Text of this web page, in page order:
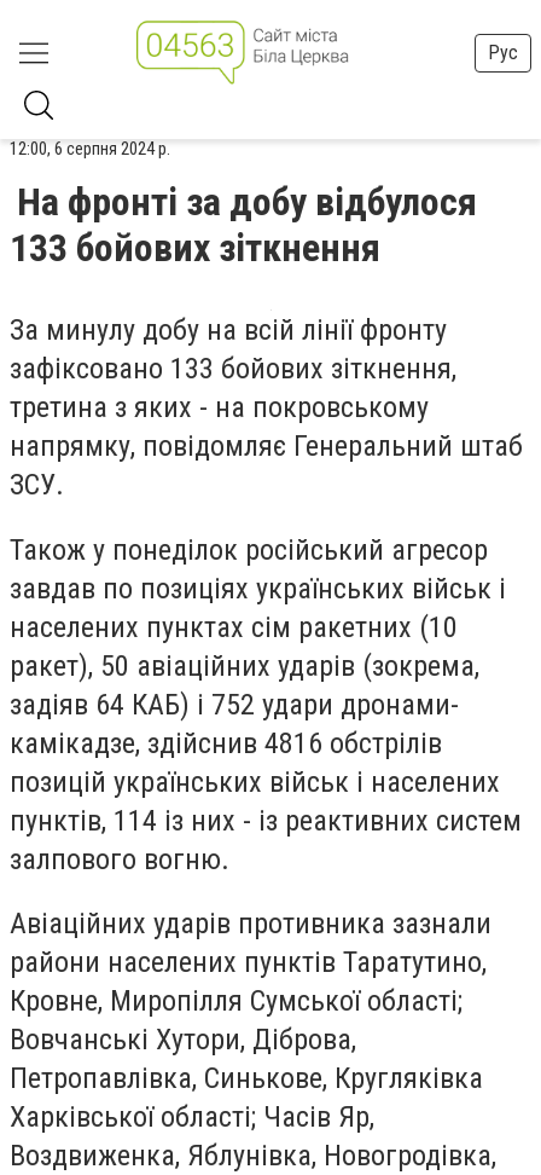
Рус
12:00, 6 серпня 2024 р.
На фронті за добу відбулося
133 бойових зіткнення
За минулу добу на всій лінії фронту
зафіксовано 133 бойових зіткнення,
третина з яких - на покровському
напрямку, повідомляє Генеральний штаб
ЗСУ.
Також у понеділок російський агресор
завдав по позиціях українських військ і
населених пунктах сім ракетних (10
ракет), 50 авіаційних ударів (зокрема,
задіяв 64 КАБ) і 752 удари дронами-
камікадзе, здійснив 4816 обстрілів
позицій українських військ і населених
пунктів, 114 із них - із реактивних систем
залпового вогню.
Авіаційних ударів противника зазнали
райони населених пунктів Таратутино,
Кровне, Миропілля Сумської області;
Вовчанські Хутори, Діброва,
Петропавлівка, Синькове, Кругляківка
Харківської області; Часів Яр,
Воздвиженка, Яблунівка, Новогродівка,